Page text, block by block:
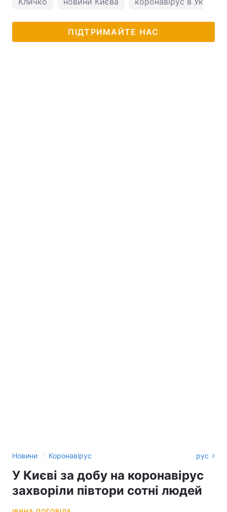
ПІДТРИМАЙТЕ НАС
Новини › Коронавірус рус
У Києві за добу на коронавірус
захворіли півтори сотні людей